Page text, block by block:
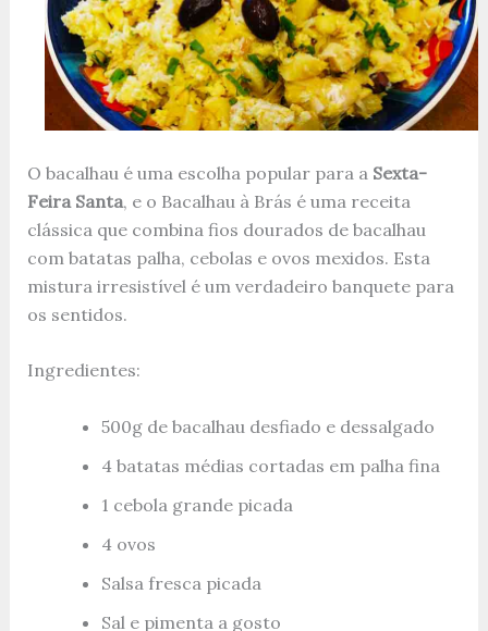
O bacalhau é uma escolha popular para a Sexta-
Feira Santa, e o Bacalhau à Brás é uma receita
clássica que combina fios dourados de bacalhau
com batatas palha, cebolas e ovos mexidos. Esta
mistura irresistível é um verdadeiro banquete para
os sentidos.
Ingredientes:
500g de bacalhau desfiado e dessalgado
4 batatas médias cortadas em palha fina
1 cebola grande picada
4 ovos
Salsa fresca picada
Sal e pimenta a gosto